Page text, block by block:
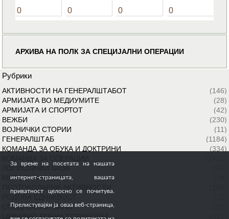
0 0 0 0
АРХИВА НА ПОЛК ЗА СПЕЦИЈАЛНИ ОПЕРАЦИИ
Рубрики
АКТИВНОСТИ НА ГЕНЕРАЛШТАБОТ
(146)
АРМИЈАТА ВО МЕДИУМИТЕ
(28)
АРМИЈАТА И СПОРТОТ
(42)
ВЕЖБИ
(230)
ВОЈНИЧКИ СТОРИИ
(11)
ГЕНЕРАЛШТАБ
(1184)
КОМАНДА ЗА ОБУКА И ДОКТРИНИ
(334)
ЛОГИСТИЧКА БАЗА
МИРОВНИ МИСИИ
СПЕЦИЈАЛНИ СИЛИ
ЦИВИЛНО ВОЕНА СОРАБОТКА
За време на посетата на нашата
интернет-страницата, вашата
приватност целосно се почитува.
Прелистувајќи ја оваа веб-страница,